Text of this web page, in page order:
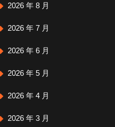
2026 年 8 月
2026 年 7 月
2026 年 6 月
2026 年 5 月
2026 年 4 月
2026 年 3 月